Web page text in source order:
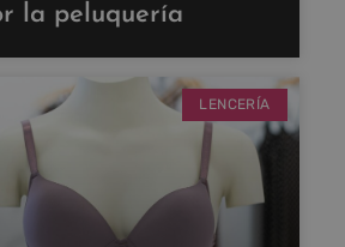
la peluquería
LENCERÍA